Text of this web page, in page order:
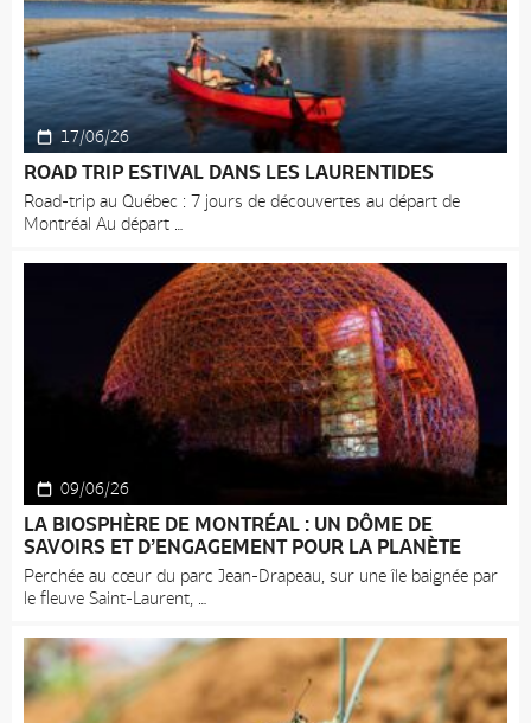
17/06/26
ROAD TRIP ESTIVAL DANS LES LAURENTIDES
Road-trip au Québec : 7 jours de découvertes au départ de
Montréal Au départ
09/06/26
LA BIOSPHÈRE DE MONTRÉAL : UN DÔME DE
SAVOIRS ET D’ENGAGEMENT POUR LA PLANÈTE
Perchée au cœur du parc Jean-Drapeau, sur une île baignée par
le fleuve Saint-Laurent,